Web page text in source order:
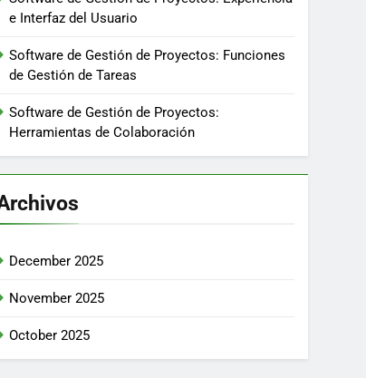
e Interfaz del Usuario
Software de Gestión de Proyectos: Funciones
de Gestión de Tareas
Software de Gestión de Proyectos:
Herramientas de Colaboración
December 2025
November 2025
October 2025